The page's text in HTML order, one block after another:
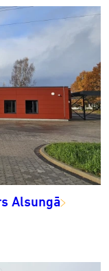
Alsungā